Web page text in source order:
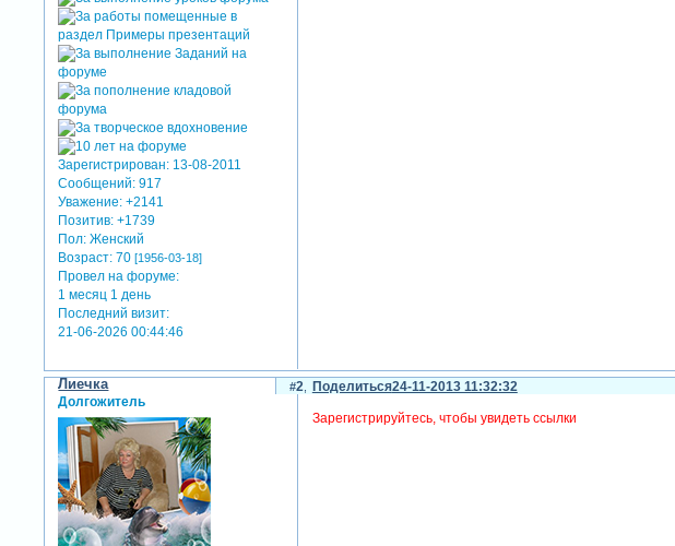
Зарегистрирован: 13-08-2011
Сообщений: 917
Уважение: +2141
Позитив: +1739
Пол: Женский
Возраст: 70[1956-03-18]
Провел на форуме:
1 месяц 1 день
Последний визит:
21-06-2026 00:44:46
Поделиться
2 24-11-2013 11:32:32
Лиечка
Долгожитель
Зарегистрируйтесь, чтобы увидеть ссылки